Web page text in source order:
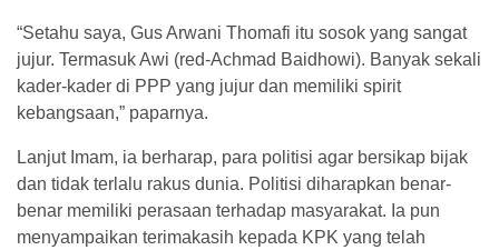
“Setahu saya, Gus Arwani Thomafi itu sosok yang sangat
jujur. Termasuk Awi (red-Achmad Baidhowi). Banyak sekali
kader-kader di PPP yang jujur dan memiliki spirit
kebangsaan,” paparnya.
Lanjut Imam, ia berharap, para politisi agar bersikap bijak
dan tidak terlalu rakus dunia. Politisi diharapkan benar-
benar memiliki perasaan terhadap masyarakat. Ia pun
menyampaikan terimakasih kepada KPK yang telah